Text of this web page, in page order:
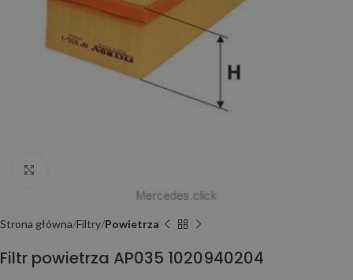
Strona główna Filtry Powietrza
Filtr powietrza AP035 1020940204